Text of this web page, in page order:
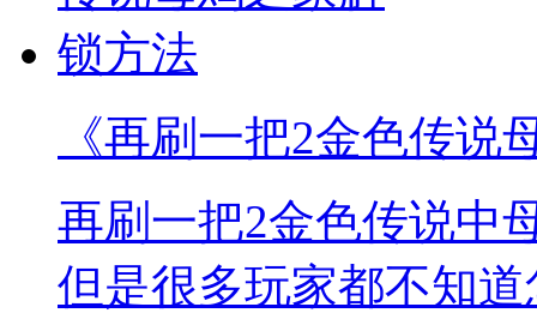
《再刷一把2金色传说
再刷一把2金色传说中
但是很多玩家都不知